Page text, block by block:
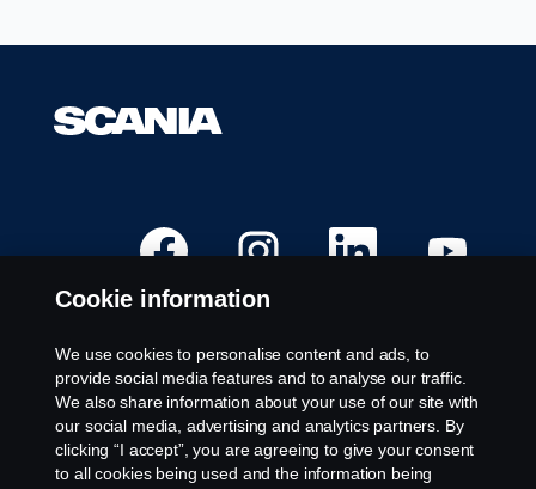
p
n
s
n
y
t
t
f
a
e
p
n
s
i
n
y
t
t
f
a
n
e
Å
n
n
y
t
t
f
a
e
n
t
n
y
t
t
f
a
e
Ledige stillinger
Steder
Kontakt oss
Om Scania
Cookie information
We use cookies to personalise content and ads, to
provide social media features and to analyse our traffic.
We also share information about your use of our site with
our social media, advertising and analytics partners. By
clicking “I accept”, you are agreeing to give your consent
to all cookies being used and the information being